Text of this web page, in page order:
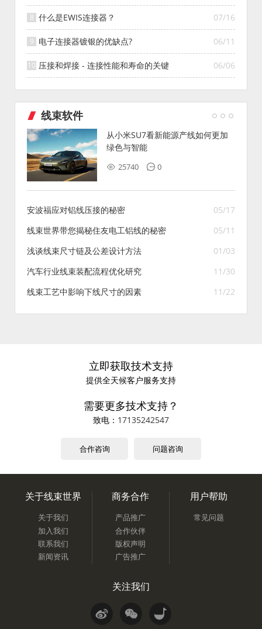
07/16
什么是EWIS连接器？
06/11
电子连接器镀银的优缺点?
06/06
压接和焊接 - 连接性能和寿命的关键
线束软件
从小米SU7看新能源产线如何更加
绿色与智能
25740 0
05/17
安波福应对铝线压接的秘密
05/11
线束世界带您揭秘住友电工铝线的秘密
01/03
浅谈线束尺寸链及公差设计方法
11/30
汽车行业线束装配流程优化研究
11/22
线束工艺中影响下线尺寸的因素
立即获取技术支持
提供全天候客户服务支持
需要更多技术支持？
致电： 17135242547
合作咨询 问题咨询
关于线束世界
关于我们
加入我们
联系我们
新闻资讯
商务合作
产品推广
合作伙伴
版权声明
广告推广
用户帮助
常见问题
关注我们